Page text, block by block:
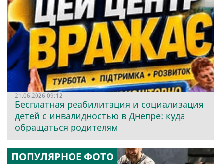
21.06.2026 09:12
Бесплатная реабилитация и социализация
детей с инвалидностью в Днепре: куда
обращаться родителям
ПОПУЛЯРНОЕ ФОТО